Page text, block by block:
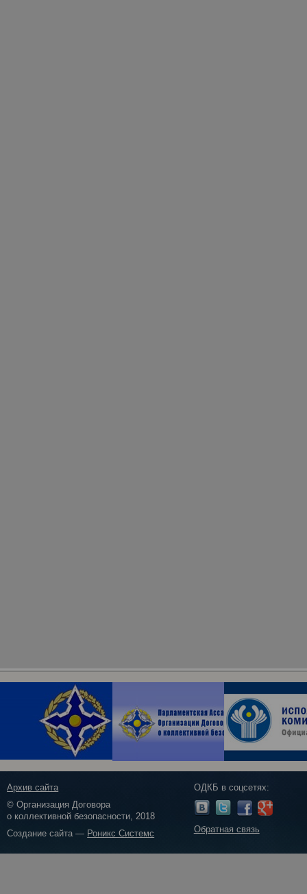
Архив сайта
© Организация Договора
о коллективной безопасности, 2018
Создание сайта — Роникс Системс
ОДКБ в соцсетях:
Обратная связь